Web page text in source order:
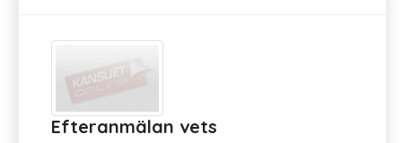
Efteranmälan vets